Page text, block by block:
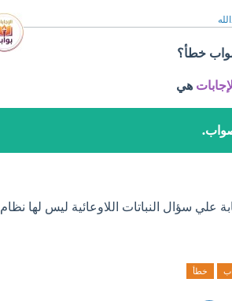
صواب خطأ؟
هي
علي سؤال النباتات اللاوعائية ليس لها نظام
خطأ